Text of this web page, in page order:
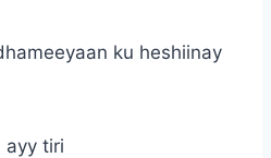
ku heshiinay
ayy tiri